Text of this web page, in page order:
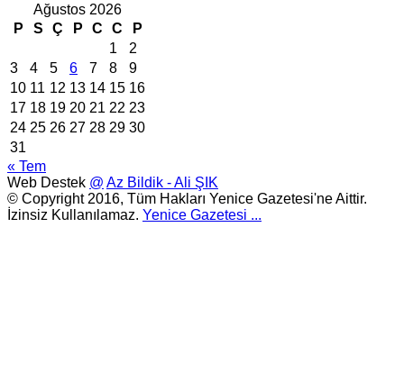
Ağustos 2026
P
S Ç P C C
P
1
2
3
4 5 6 7 8
9
10 11 12 13 14 15 16
17 18 19 20 21 22 23
24 25 26 27 28 29 30
31
« Tem
Web Destek @ Az Bildik - Ali ŞIK
© Copyright 2016, Tüm Hakları Yenice Gazetesi'ne Aittir.
İzinsiz Kullanılamaz. Yenice Gazetesi ...